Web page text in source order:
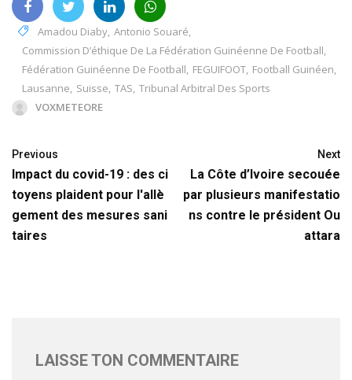
Amadou Diaby, Antonio Souaré,
Commission D’éthique De La Fédération Guinéenne De Football,
Fédération Guinéenne De Football, FEGUIFOOT, Football Guinéen,
Lausanne, Suisse, TAS, Tribunal Arbitral Des Sports
VOXMETEORE
Previous
Impact du covid-19 : des ci
toyens plaident pour l'allè
gement des mesures sani
taires
Next
La Côte d’Ivoire secouée
par plusieurs manifestatio
ns contre le président Ou
attara
LAISSE TON COMMENTAIRE